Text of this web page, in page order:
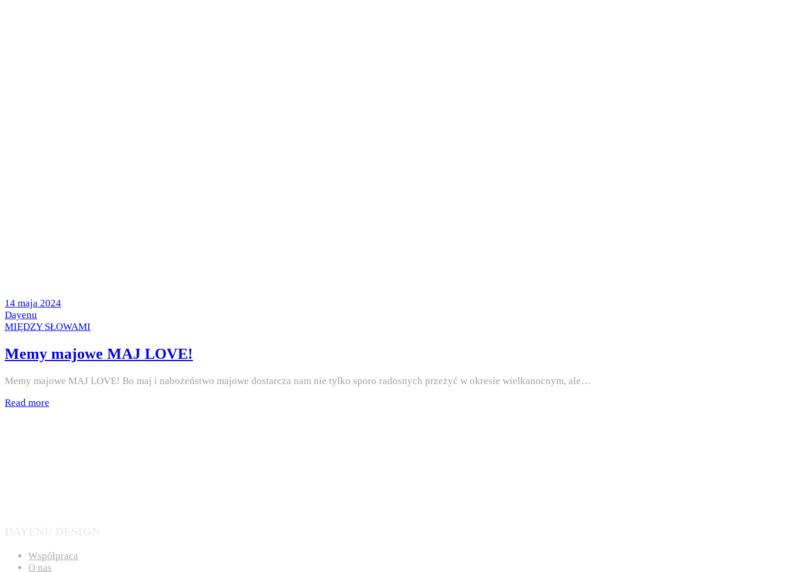
Posted
on
14 maja 2024
by
Dayenu
Posted
MIĘDZY SŁOWAMI
Memy majowe MAJ LOVE!
Memy majowe MAJ LOVE! Bo maj i nabożeństwo majowe dostarcza nam nie tylko sporo radosnych przeżyć w okresie wielkanocnym, ale…
Read more
Współpraca
O nas